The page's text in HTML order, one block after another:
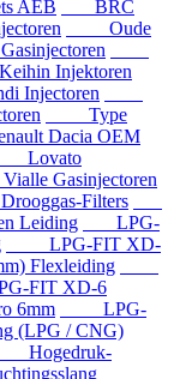
AEB
BRC
Oude
Injektoren
Injectoren
Type
Dacia OEM
Gasinjectoren
Filters
Leiding
LPG-
LPG-FIT XD-
Flexleiding
FIT XD-6
6mm
LPG-
/ CNG)